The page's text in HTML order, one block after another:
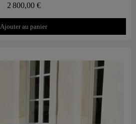
2 800,00 €
Ajouter au panier